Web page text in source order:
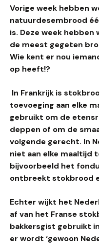
Vorige week hebben
natuurdesembrood
is. Deze week
de meest gegeten
Wie kent er nou
op heeft!?
In Frankrijk is
toevoeging aan elke
gebruikt om de
deppen of om de
volgende gerecht. In
niet aan elke maaltijd
bijvoorbeeld het
ontbreekt stokbrood
Echter wijkt het
af van het Franse
bakkersgist gebruikt
er wordt ‘gewoon